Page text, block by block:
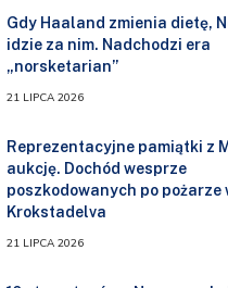
Gdy Haaland zmienia dietę,
idzie za nim. Nadchodzi era
„norsketarian”
21 LIPCA 2026
Reprezentacyjne pamiątki z
aukcję. Dochód wesprze
poszkodowanych po pożarze
Krokstadelva
21 LIPCA 2026